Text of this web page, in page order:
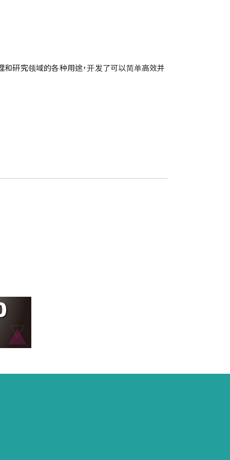
和研究领域的各种用途，开发了可以简单高效并